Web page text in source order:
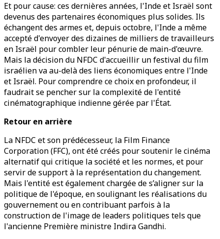
Et pour cause: ces dernières années, l'Inde et Israël sont
devenus des partenaires économiques plus solides. Ils
échangent des armes et, depuis octobre, l'Inde a même
accepté d'envoyer des dizaines de milliers de travailleurs
en Israël pour combler leur pénurie de main-d'œuvre.
Mais la décision du NFDC d'accueillir un festival du film
israélien va au-delà des liens économiques entre l'Inde
et Israël. Pour comprendre ce choix en profondeur, il
faudrait se pencher sur la complexité de l'entité
cinématographique indienne gérée par l'État.
Retour en arrière
La NFDC et son prédécesseur, la Film Finance
Corporation (FFC), ont été créés pour soutenir le cinéma
alternatif qui critique la société et les normes, et pour
servir de support à la représentation du changement.
Mais l'entité est également chargée de s’aligner sur la
politique de l'époque, en soulignant les réalisations du
gouvernement ou en contribuant parfois à la
construction de l'image de leaders politiques tels que
l'ancienne Première ministre Indira Gandhi.